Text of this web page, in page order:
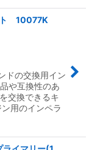
ト 10077K
ドの交換用イン
や互換性のあ
交換できるキ
用のインペラ